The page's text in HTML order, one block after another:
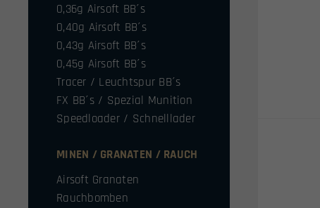
0,36g Airsoft BB´s
0,40g Airsoft BB´s
0,43g Airsoft BB´s
0,45g Airsoft BB´s
Tracer / Leuchtspur BB´s
FX BB´s / Spezial Munition
Speedloader / Schnelllader
MINEN / GRANATEN / RAUCH
Airsoft Granaten
Rauchbomben